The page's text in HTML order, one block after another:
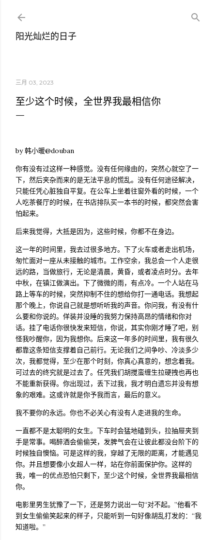
阳光灿烂的日子
三月 03, 2023
至少这个时候，全世界我最相信你
by 韩小暖@douban
你有没有过这样一种感觉。没有任何缘由的，突然心就空了一
下，然后夹杂而来的是无法平息的慌乱。没有任何途径解决，
只能任凭心脏独自平复。在公车上坐着往窗外看的时候，一个
人吃茶餐厅的时候，在书店排队买一本书的时候，都突然会害
怕起来。
后来我觉得，大抵是因为，这些时候，你都不在身边。
这一年的时间里，我去过很多地方。下了火车或者走出机场，
匆忙面对一座从未接触的城市。工作空余，我总会一个人走很
远的路，当做旅行，无论是清晨，黄昏，或者凌点时分。去年
中秋，在镇江做演出。下了微微的雨，有点冷。一个人站在马
路上等车的时候，突然抑制不住的想给你打一通电话。我想起
那个晚上，你说自己就是想听听我的声音。你问我，有没有什
么要和你说的。佯装并没睡的我努力保持高昂的情绪和你对
话。挂了电话你很快发来短信，你说，其实你刚才睡了吧，别
怪我吵醒你，因为我想你。后来这一年多的时间里，我有很久
都靠这条短信支撑着自己前行。无论我们之间争吵、冷淡多少
次，我都觉得，至少在那个时刻，你真心真意的，想念着我。
可过去的终究就是过去了。任凭我们胡搅蛮缠生拉硬拽也再也
不能重新获得。你出现过，丢下过我，我才明白遗忘并没有想
象的艰难。这或许就是你予我而言，最后的意义。
我不要你的永远。你也不必关心有没有人走进我的生命。
一直都不是太聪明的女生。下车时会猛地磕到头，拉抽屉夹到
手是常事。喝醉酒会偷偷哭，发脾气会在让彼此都没台阶下的
时候独自懊恼。可是这样的我，穿越了无限的距离，才能遇见
你。并且想要像小女超人一样，站在你前面保护你。这样的
我，唯一的优点恐怕只剩下，至少这个时候，全世界我最相信
你。
电影里男生犹豫了一下，还是努力说出一句“对不起。”他看不
到女生偷偷笑起来的样子，只能听到一句好像胡乱打发的：“我
知道啦。”